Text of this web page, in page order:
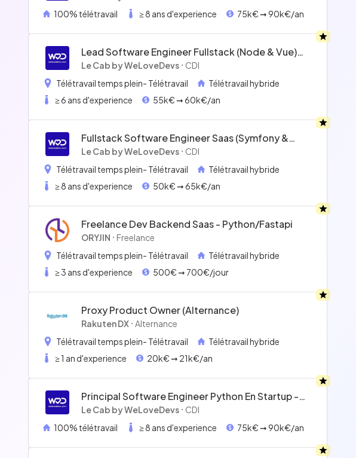
100% télétravail
≥ 8 ans d'experience 75k€ ➞ 90k€/an
Lead Software Engineer Fullstack (node & Vue)
45/60k Hybride À Rennes
Le Cab by WeLoveDevs
CDI
Télétravail temps plein- Télétravail
Télétravail hybride
≥ 6 ans d'experience
55k€ ➞ 60k€/an
Fullstack Software Engineer Saas (symfony &
React) 50/65k Full Remote
Le Cab by WeLoveDevs
CDI
Télétravail temps plein- Télétravail
Télétravail hybride
≥ 8 ans d'experience
50k€ ➞ 65k€/an
Freelance Dev Backend Saas - Python/fastapi
ORYJIN
Freelance
Télétravail temps plein- Télétravail
Télétravail hybride
≥ 3 ans d'experience
500€ ➞ 700€/jour
Proxy Product Owner (alternance)
Rakuten DX
Alternance
Télétravail temps plein- Télétravail
Télétravail hybride
≥ 1 an d'experience
20k€ ➞ 21k€/an
Principal Software Engineer Python En Startup -
Full Remote 75/90k
Le Cab by WeLoveDevs
CDI
100% télétravail
≥ 8 ans d'experience 75k€ ➞ 90k€/an